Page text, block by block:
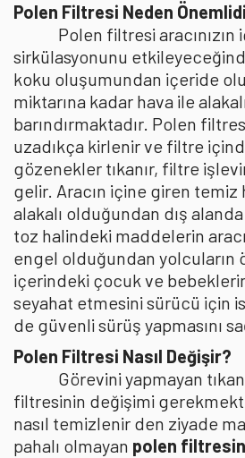
Polen Filtresi Neden
Polen filtresi
sirkülasyonunu
koku oluşumundan içeride
miktarına kadar hava ile
barındırmaktadır. Polen
uzadıkça kirlenir ve filtre
gözenekler tıkanır, filtre
gelir. Aracın içine giren temiz
alakalı olduğundan dış
toz halindeki maddelerin
engel olduğundan yolcuların
içerindeki çocuk ve
seyahat etmesini sürücü için
de güvenli sürüş yapmasını
Polen Filtresi Nasıl Değişir?
Görevini yapmayan
filtresinin değişimi
nasıl temizlenir den ziyade
pahalı olmayan polen